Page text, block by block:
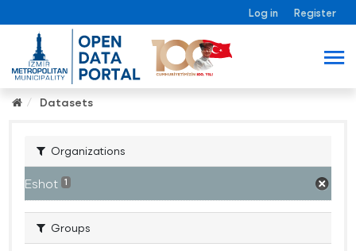
Log in Register
Datasets
Organizations
Eshot 1
Groups